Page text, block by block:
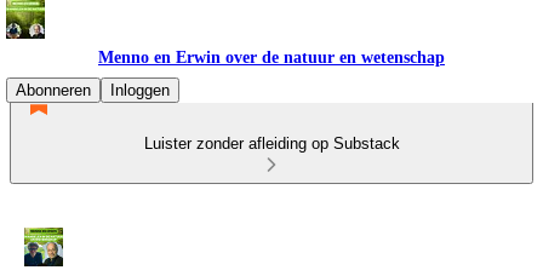
Menno en Erwin over de natuur en wetenschap
Abonneren
Inloggen
Luister zonder afleiding op Substack